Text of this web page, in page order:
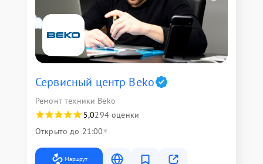
Сервисный центр Beko
Ремонт техники Beko
5,0294 оценки
Открыто до 21:00
Маршрут